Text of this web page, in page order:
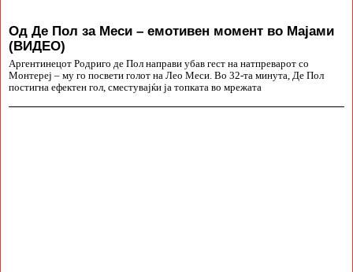
Од Де Пол за Меси – емотивен момент во Мајами
(ВИДЕО)
Аргентинецот Родриго де Пол направи убав гест на натпреварот со
Монтереј – му го посвети голот на Лео Меси. Во 32-та минута, Де Пол
постигна ефектен гол, сместувајќи ја топката во мрежата